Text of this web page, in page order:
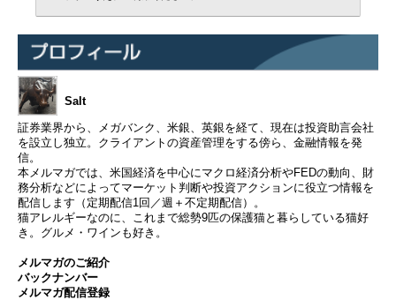
Salt
証券業界から、メガバンク、米銀、英銀を経て、現在は投資助言会社
を設立し独立。クライアントの資産管理をする傍ら、金融情報を発
信。
本メルマガでは、米国経済を中心にマクロ経済分析やFEDの動向、財
務分析などによってマーケット判断や投資アクションに役立つ情報を
配信します（定期配信1回／週＋不定期配信）。
猫アレルギーなのに、これまで総勢9匹の保護猫と暮らしている猫好
き。グルメ・ワインも好き。
メルマガのご紹介
バックナンバー
メルマガ配信登録